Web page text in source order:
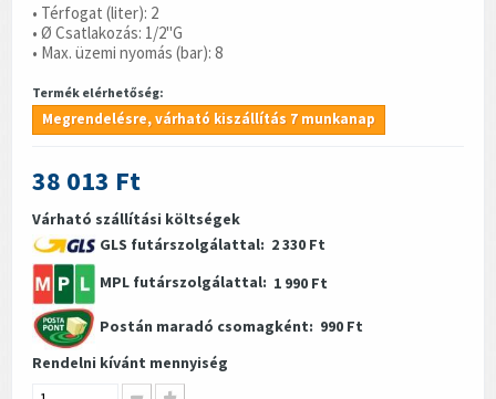
• Térfogat (liter): 2
• Ø Csatlakozás: 1/2"G
• Max. üzemi nyomás (bar): 8
Termék elérhetőség:
Megrendelésre, várható kiszállítás 7 munkanap
38 013 Ft
Várható szállítási költségek
GLS futárszolgálattal: 2 330 Ft
MPL futárszolgálattal: 1 990 Ft
Postán maradó csomagként: 990 Ft
Rendelni kívánt mennyiség